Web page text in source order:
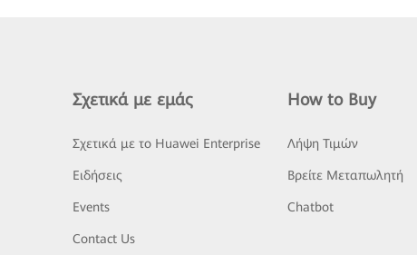
Σχετικά με εμάς
Σχετικά με το Huawei Enterprise
Ειδήσεις
Events
Contact Us
How to Buy
Λήψη Τιμών
Βρείτε Μεταπωλητή
Chatbot